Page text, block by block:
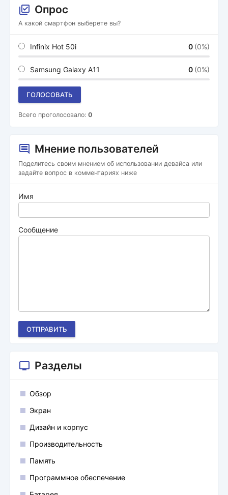
Опрос
А какой смартфон выберете вы?
Infinix Hot 50i 0 (0%)
Samsung Galaxy A11 0 (0%)
ГОЛОСОВАТЬ
Всего проголосовало: 0
Мнение пользователей
Поделитесь своим мнением об использовании девайса или
задайте вопрос в комментариях ниже
Имя
Сообщение
ОТПРАВИТЬ
Разделы
Обзор
Экран
Дизайн и корпус
Производительность
Память
Программное обеспечение